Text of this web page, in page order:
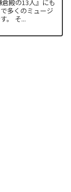
殿の13人』にも
多くのミュージ
。 そ...